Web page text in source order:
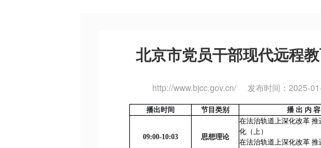
北京市党员干部现代远程
http://www.bjcc.gov.cn/ 发布时间：2025-
播出时间 节目类别 播 出 内 容
09:00-10:03 思想理论
在法治轨道上深化改革 推
化 （上）
在法治轨道上深化改革 推